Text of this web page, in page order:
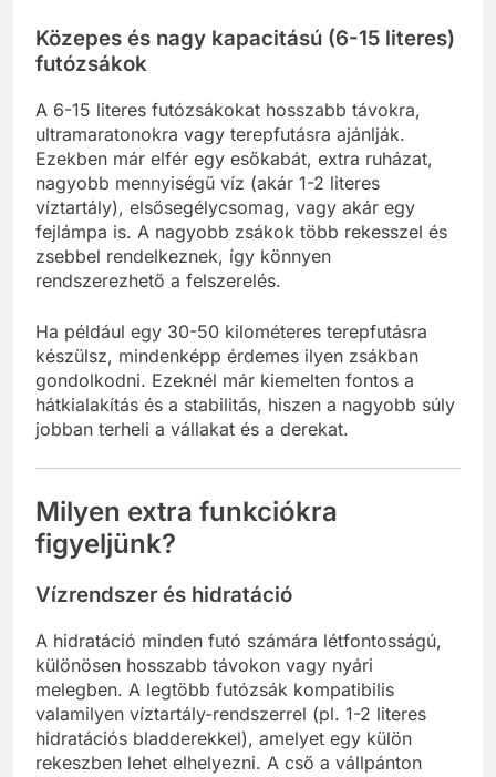
Közepes és nagy kapacitású (6-15 literes)
futózsákok
A 6-15 literes futózsákokat hosszabb távokra,
ultramaratonokra vagy terepfutásra ajánlják.
Ezekben már elfér egy esőkabát, extra ruházat,
nagyobb mennyiségű víz (akár 1-2 literes
víztartály), elsősegélycsomag, vagy akár egy
fejlámpa is. A nagyobb zsákok több rekesszel és
zsebbel rendelkeznek, így könnyen
rendszerezhető a felszerelés.
Ha például egy 30-50 kilométeres terepfutásra
készülsz, mindenképp érdemes ilyen zsákban
gondolkodni. Ezeknél már kiemelten fontos a
hátkialakítás és a stabilitás, hiszen a nagyobb súly
jobban terheli a vállakat és a derekat.
Milyen extra funkciókra
figyeljünk?
Vízrendszer és hidratáció
A hidratáció minden futó számára létfontosságú,
különösen hosszabb távokon vagy nyári
melegben. A legtöbb futózsák kompatibilis
valamilyen víztartály-rendszerrel (pl. 1-2 literes
hidratációs bladderekkel), amelyet egy külön
rekeszben lehet elhelyezni. A cső a vállpánton